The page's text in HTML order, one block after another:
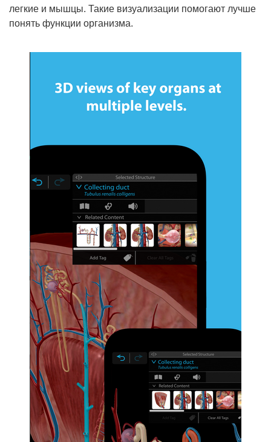
легкие и мышцы. Такие визуализации помогают лучше
понять функции организма.